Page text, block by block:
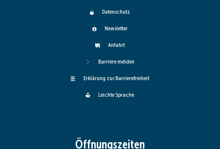
Datenschutz
Newsletter
Anfahrt
Barriere melden
Erklärung zur Barrierefreiheit
Leichte Sprache
Öffnungszeiten